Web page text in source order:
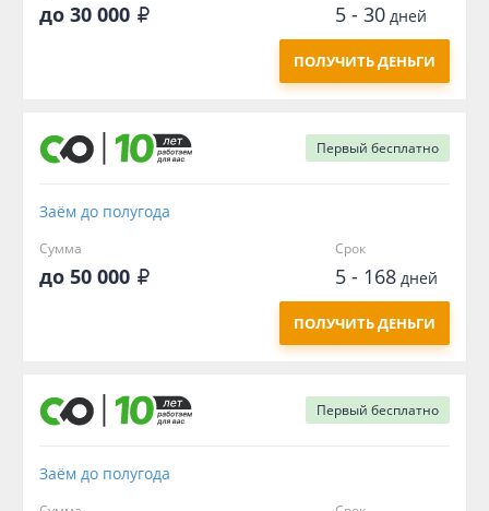
до 30 000 5 - 30дней
ПОЛУЧИТЬ ДЕНЬГИ
Первый бесплатно
Заём до полугода
Сумма
до 50 000
Срок
5 - 168дней
ПОЛУЧИТЬ ДЕНЬГИ
Первый бесплатно
Заём до полугода